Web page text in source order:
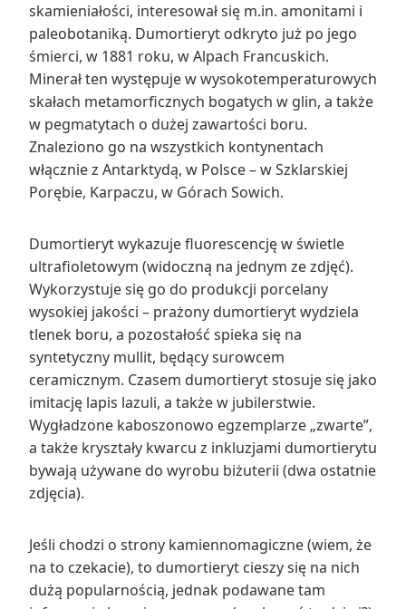
skamieniałości, interesował się m.in. amonitami i
paleobotaniką. Dumortieryt odkryto już po jego
śmierci, w 1881 roku, w Alpach Francuskich.
Minerał ten występuje w wysokotemperaturowych
skałach metamorficznych bogatych w glin, a także
w pegmatytach o dużej zawartości boru.
Znaleziono go na wszystkich kontynentach
włącznie z Antarktydą, w Polsce – w Szklarskiej
Porębie, Karpaczu, w Górach Sowich.
Dumortieryt wykazuje fluorescencję w świetle
ultrafioletowym (widoczną na jednym ze zdjęć).
Wykorzystuje się go do produkcji porcelany
wysokiej jakości – prażony dumortieryt wydziela
tlenek boru, a pozostałość spieka się na
syntetyczny mullit, będący surowcem
ceramicznym. Czasem dumortieryt stosuje się jako
imitację lapis lazuli, a także w jubilerstwie.
Wygładzone kaboszonowo egzemplarze „zwarte”,
a także kryształy kwarcu z inkluzjami dumortierytu
bywają używane do wyrobu biżuterii (dwa ostatnie
zdjęcia).
Jeśli chodzi o strony kamiennomagiczne (wiem, że
na to czekacie), to dumortieryt cieszy się na nich
dużą popularnością, jednak podawane tam